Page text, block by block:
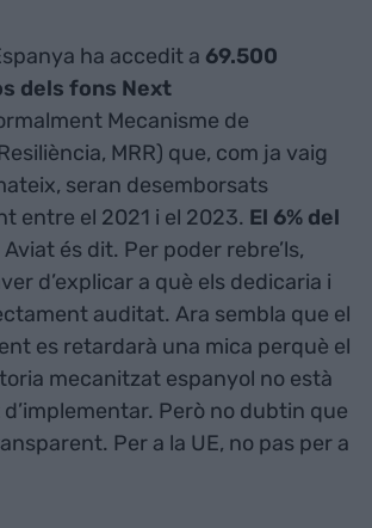
ha accedit a 69.500
dels fons Next
Mecanisme de
MRR) que, com ja vaig
seran desemborsats
entre el 2021 i el 2023. El 6% del
Aviat és dit. Per poder rebre’ls,
d’explicar a què els dedicaria i
auditat. Ara sembla que el
es retardarà una mica perquè el
mecanitzat espanyol no està
Però no dubtin que
Per a la UE, no pas per a